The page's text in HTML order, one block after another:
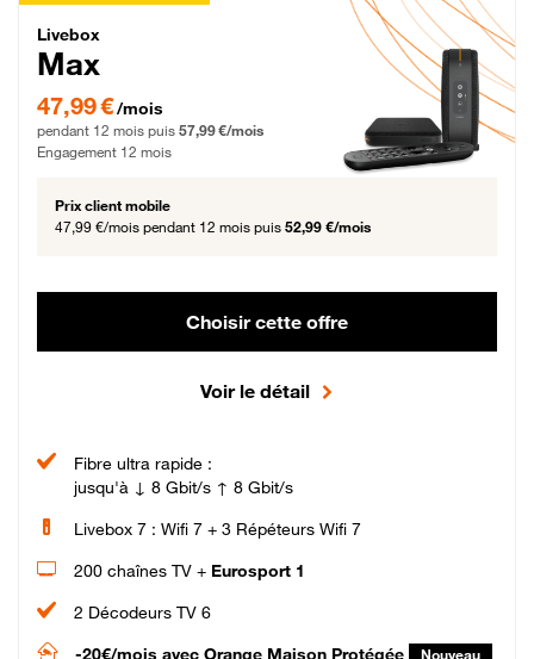
Livebox Max Fibre
Livebox
Max
47,99 € par mois pendant 12 mois puis 57,99 € par mois, Engagement 12 mois
47,99 €/mois
pendant 12 mois puis 57,99 €/mois
Engagement 12 mois
Prix client mobile
47,99 €/mois pendant 12 mois puis 52,99 €/mois
Choisir cette offre
Voir le détail
Fibre ultra rapide :
jusqu'à ↓ 8 Gbit/s ↑ 8 Gbit/s
Livebox 7 : Wifi 7 + 3 Répéteurs Wifi 7
200 chaînes TV + Eurosport 1
2 Décodeurs TV 6
-20€/mois avec Orange Maison Protégée Nouveau